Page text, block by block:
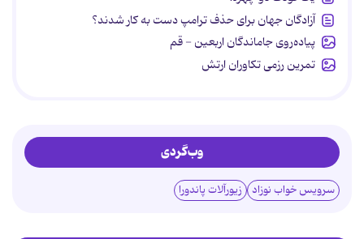
آزادگان جهان برای حذف ترامپ دست به کار شدند؟
پیاده‌روی جاماندگان اربعین - قم
تمرین رزمی تکاوران ارتش
وب‌گردی
سرویس خواب نوزاد زیورآلات پاندورا